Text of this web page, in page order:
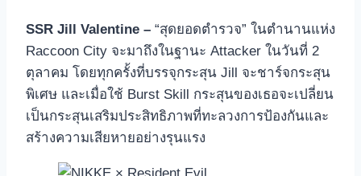
SSR Jill Valentine – “สุดยอดตำรวจ” ในตำนานแห่ง
Raccoon City จะมาถึงในฐานะ Attacker ในวันที่ 2
ตุลาคม โดยทุกครั้งที่บรรจุกระสุน Jill จะชาร์จกระสุน
พิเศษ และเมื่อใช้ Burst Skill กระสุนของเธอจะเปลี่ยน
เป็นกระสุนเสริมประสิทธิภาพที่ทะลวงการป้องกันและ
สร้างความเสียหายอย่างรุนแรง